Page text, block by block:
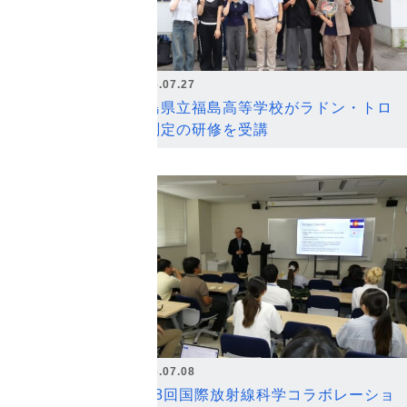
2026.07.27
福島県立福島高等学校がラドン・トロ
ン測定の研修を受講
2026.07.08
第18回国際放射線科学コラボレーショ